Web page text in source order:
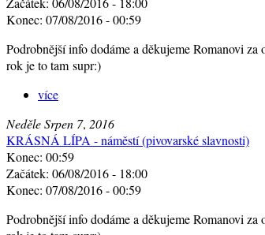
Konec: 07/08/2016 - 00:59
Podrobnější info dodáme a děkujeme Romanovi
rok je to tam supr:)
více
NeděleSrpen 7, 2016
KRÁSNÁ LÍPA - náměstí (pivovarské slavnosti)
Konec: 00:59
Začátek: 06/08/2016 - 18:00
Konec: 07/08/2016 - 00:59
Podrobnější info dodáme a děkujeme Romanovi